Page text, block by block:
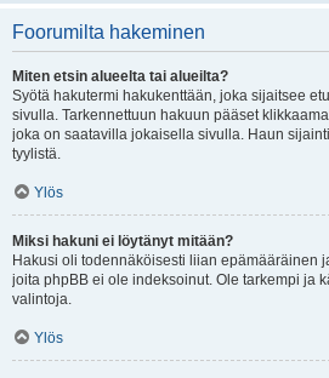
Foorumilta hakeminen
Miten etsin alueelta tai alueilta?
Syötä hakutermi hakukenttään, joka sijaitsee
sivulla. Tarkennettuun hakuun pääset
joka on saatavilla jokaisella sivulla. Haun
tyylistä.
Ylös
Miksi hakuni ei löytänyt mitään?
Hakusi oli todennäköisesti liian epämääräinen
joita phpBB ei ole indeksoinut. Ole tarkempi ja
valintoja.
Ylös